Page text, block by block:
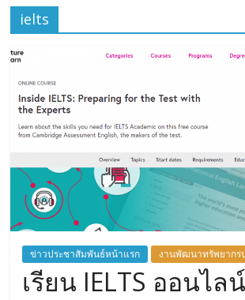
ielts
ข่าวประชาสัมพันธ์หน้าแรก งานพัฒนาทรัพยากร
เรียน IELTS ออนไลน์